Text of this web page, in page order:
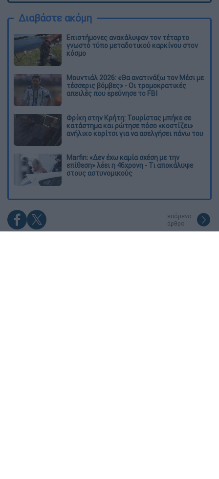
Διαβάστε ακόμη
Επιστήμονες ανακάλυψαν τον τέταρτο
γνωστό τύπο μεταδοτικού καρκίνου στον
κόσμο
Μουντιάλ 2026: «Θα ανατινάξω τον Μέσι με
τέσσερις βόμβες» - Οι τρομοκρατικές
απειλές που ερεύνησε το FBI
Φρίκη στην Κρήτη: Τουρίστας μπήκε σε
κατάστημα και ρώτησε πόσο «κοστίζει»
ανήλικο κορίτσι για να ασελγήσει πάνω του
Marfin: «Δεν έχω καμία σχέση με την
επίθεση» λέει η 46χρονη - Τι αποκάλυψε
στους αστυνομικούς
επόμενο
άρθρο